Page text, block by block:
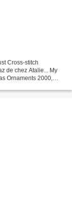
Cross-stitch
de chez Atalie... My
Ornaments 2000,